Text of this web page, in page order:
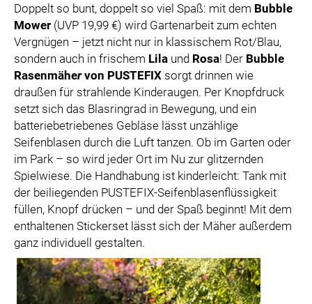
Doppelt so bunt, doppelt so viel Spaß: mit dem Bubble
Mower (UVP 19,99 €) wird Gartenarbeit zum echten
Vergnügen – jetzt nicht nur in klassischem Rot/Blau,
sondern auch in frischem Lila und Rosa! Der Bubble
Rasenmähervon PUSTEFIX sorgt drinnen wie
draußen für strahlende Kinderaugen. Per Knopfdruck
setzt sich das Blasringrad in Bewegung, und ein
batteriebetriebenes Gebläse lässt unzählige
Seifenblasen durch die Luft tanzen. Ob im Garten oder
im Park – so wird jeder Ort im Nu zur glitzernden
Spielwiese. Die Handhabung ist kinderleicht: Tank mit
der beiliegenden PUSTEFIX-Seifenblasenflüssigkeit
füllen, Knopf drücken – und der Spaß beginnt! Mit dem
enthaltenen Stickerset lässt sich der Mäher außerdem
ganz individuell gestalten.